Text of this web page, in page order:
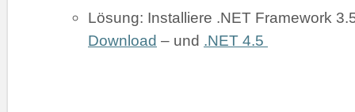
Lösung: Installiere .NET Framework
Download – und .NET 4.5